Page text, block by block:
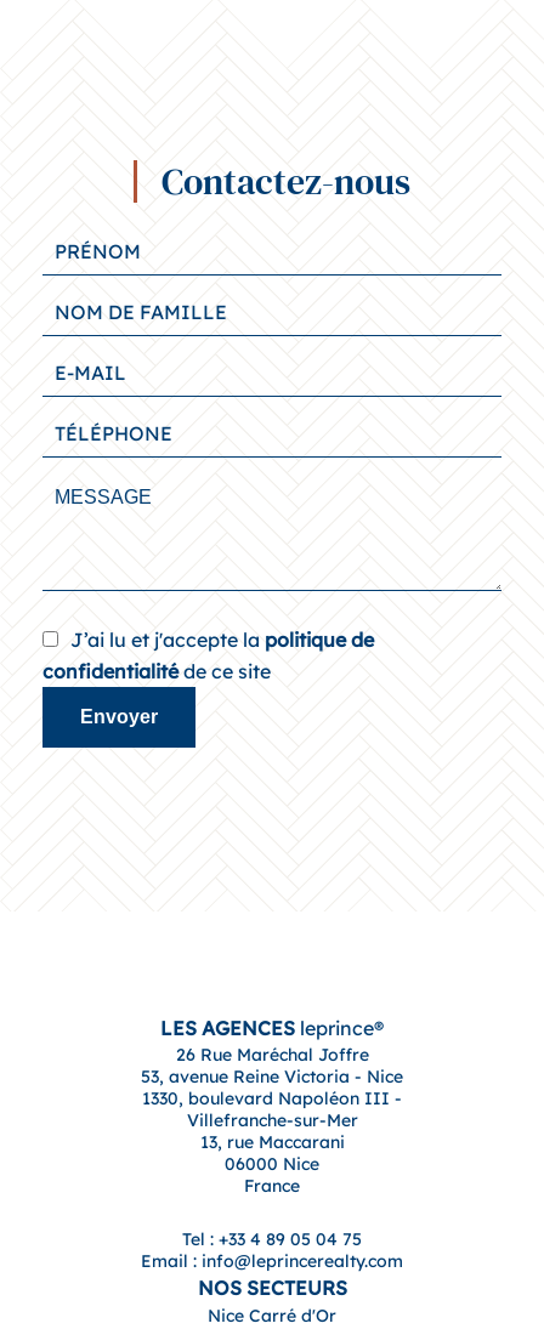
Contactez-nous
J’ai lu et j'accepte la politique de
confidentialitéde ce site
Envoyer
LES AGENCES leprince®
26 Rue Maréchal Joffre
53, avenue Reine Victoria - Nice
1330, boulevard Napoléon III -
Villefranche-sur-Mer
13, rue Maccarani
06000 Nice
France
Tel : +33 4 89 05 04 75
Email : info@leprincerealty.com
NOS SECTEURS
Nice Carré d'Or